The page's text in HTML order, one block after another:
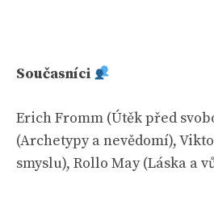
Současníci
Erich Fromm (Útěk před
(Archetypy a nevědomí),
smyslu), Rollo May (Láska a